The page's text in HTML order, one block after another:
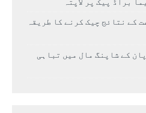
کے نتائج چیک کرنے کا طریقہ
کے شاپنگ مال میں تباہی